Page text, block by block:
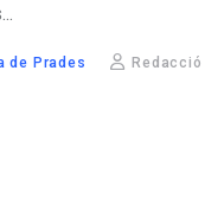
de Prades Redacció